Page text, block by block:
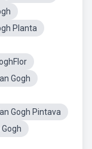
Planta
Gogh
Gogh Pintava